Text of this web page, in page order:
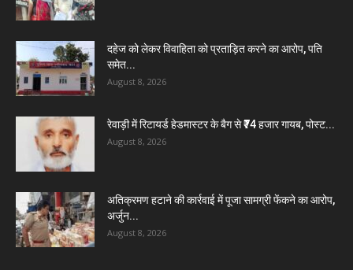
दहेज को लेकर विवाहिता को प्रताड़ित करने का आरोप, पति
समेत...
August 8, 2026
रेवाड़ी में रिटायर्ड हेडमास्टर के बैग से ₹74 हजार गायब, पोस्ट...
August 8, 2026
अतिक्रमण हटाने की कार्रवाई में पूजा सामग्री फेंकने का आरोप,
अर्जुन...
August 8, 2026